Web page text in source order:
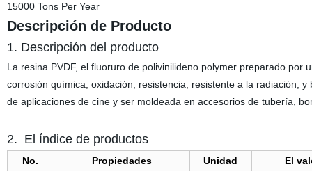
15000 Tons Per Year
Descripción de Producto
1. Descripción del producto
La resina PVDF, el fluoruro de polivinilideno polymer preparado
corrosión química, oxidación, resistencia, resistente a la radiación,
de aplicaciones de cine y ser moldeada en accesorios de tubería,
2. El índice de productos
No. Propiedades Unidad El